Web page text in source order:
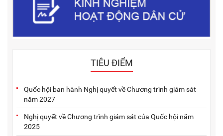
TIÊU ĐIỂM
Quốc hội ban hành Nghị quyết về Chương trình giám sát
năm 2027
Nghị quyết về Chương trình giám sát của Quốc hội năm
2025